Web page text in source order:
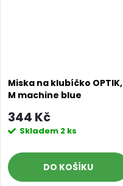
Miska na klubíčko OPTIK,
M machine blue
344 Kč
Skladem 2 ks
DO KOŠÍKU